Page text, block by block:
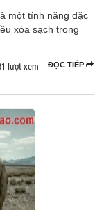
một tính năng đặc
xóa sạch trong
ĐỌC TIẾP
lượt xem